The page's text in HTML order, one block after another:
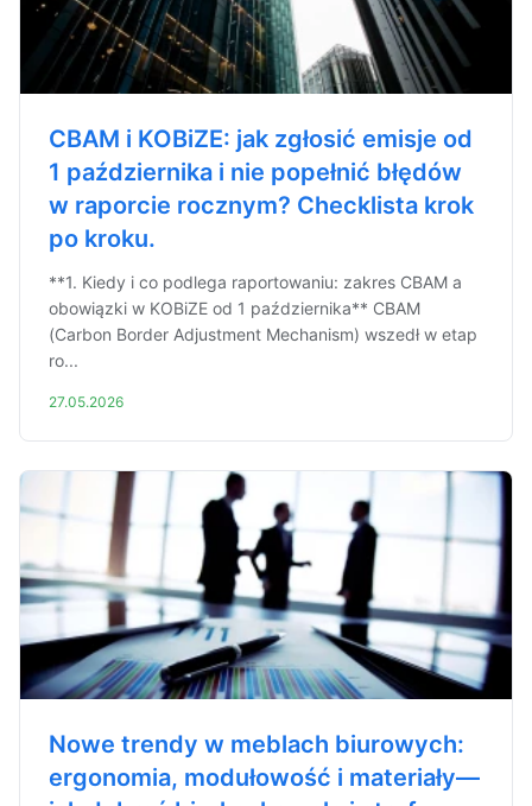
CBAM i KOBiZE: jak zgłosić emisje od
1 października i nie popełnić błędów
w raporcie rocznym? Checklista krok
po kroku.
**1. Kiedy i co podlega raportowaniu: zakres CBAM a
obowiązki w KOBiZE od 1 października** CBAM
(Carbon Border Adjustment Mechanism) wszedł w etap
ro...
27.05.2026
Nowe trendy w meblach biurowych:
ergonomia, modułowość i materiały—